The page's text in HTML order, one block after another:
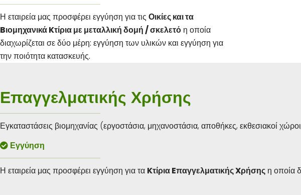
Η εταιρεία μας προσφέρει εγγύηση για τις Οικίες και τα
BιομηχανικάKτίρια με μεταλλική δομή / σκελετό η οποία
διαχωρίζεται σε δύο μέρη: εγγύηση των υλικών και εγγύηση για
την ποιότητα κατασκευής.
Επαγγελματικής Χρήσης
Εγκαταστάσεις βιομηχανίας (εργοστάσια, μηχανοστάσια, αποθήκες, εκθεσιακοί
Εγγύηση
Η εταιρεία μας προσφέρει εγγύηση για τα KτίριαEπαγγελματικήςXρήσης η οποία